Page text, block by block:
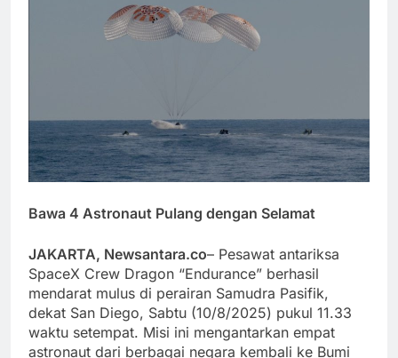
Bawa 4 Astronaut Pulang dengan Selamat
JAKARTA, Newsantara.co– Pesawat antariksa
SpaceX Crew Dragon “Endurance” berhasil
mendarat mulus di perairan Samudra Pasifik,
dekat San Diego, Sabtu (10/8/2025) pukul 11.33
waktu setempat. Misi ini mengantarkan empat
astronaut dari berbagai negara kembali ke Bumi